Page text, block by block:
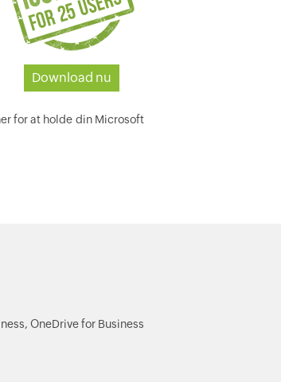
Download nu
for at holde din Microsoft
OneDrive for Business